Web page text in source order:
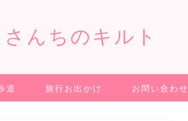
さんちのキルト
道 旅行お出かけ お問い合わせ